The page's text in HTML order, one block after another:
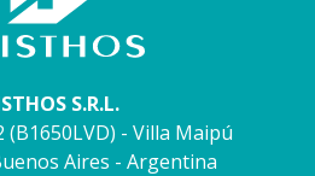
S.R.L.
(B1650LVD) - Villa Maipú
Aires - Argentina